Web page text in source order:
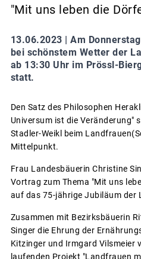
"Mit uns leben die
13.06.2023 | Am
bei schönstem Wetter der
ab 13:30 Uhr im Prössl-
statt.
Den Satz des Philosophen
Universum ist die Veränderung"
Stadler-Weikl beim
Mittelpunkt.
Frau Landesbäuerin Christine
Vortrag zum Thema "Mit uns
auf das 75-jährige Jubiläum der
Zusammen mit Bezirksbäuerin
Singer die Ehrung der
Kitzinger und Irmgard Vilsmeier
laufenden Projekt "Landfrauen